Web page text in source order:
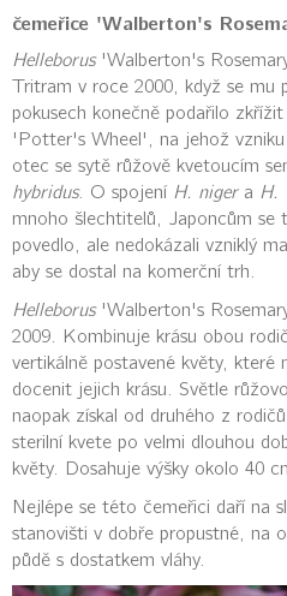
čemeřice 'Walberton's
Helleborus'Walberton's
Tritram v roce 2000, když se mu
pokusech konečně podařilo
'Potter's Wheel', na jehož
otec se sytě růžově kvetoucím
hybridus. O spojení H. nigera H.
mnoho šlechtitelů, Japoncům se
povedlo, ale nedokázali vzniklý
aby se dostal na komerční trh.
Helleborus'Walberton's
2009. Kombinuje krásu obou
vertikálně postavené květy, které
docenit jejich krásu. Světle
naopak získal od druhého z
sterilní kvete po velmi dlouhou
květy. Dosahuje výšky okolo 40
Nejlépe se této čemeřici daří na
stanovišti v dobře propustné, na
půdě s dostatkem vláhy.